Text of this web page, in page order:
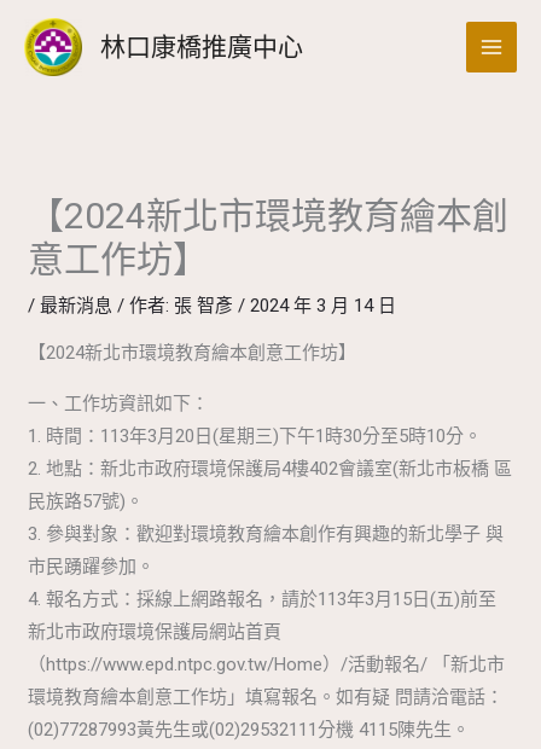
林口康橋推廣中心
【2024新北市環境教育繪本創
意工作坊】
/最新消息 / 作者: 張 智彥 /2024 年 3 月 14 日
【2024新北市環境教育繪本創意工作坊】
一、工作坊資訊如下：
1. 時間：113年3月20日(星期三)下午1時30分至5時10分。
2. 地點：新北市政府環境保護局4樓402會議室(新北市板橋 區
民族路57號)。
3. 參與對象：歡迎對環境教育繪本創作有興趣的新北學子 與
市民踴躍參加。
4. 報名方式：採線上網路報名，請於113年3月15日(五)前至
新北市政府環境保護局網站首頁
（https://www.epd.ntpc.gov.tw/Home）/活動報名/ 「新北市
環境教育繪本創意工作坊」填寫報名。如有疑 問請洽電話：
(02)77287993黃先生或(02)29532111分機 4115陳先生。
尋